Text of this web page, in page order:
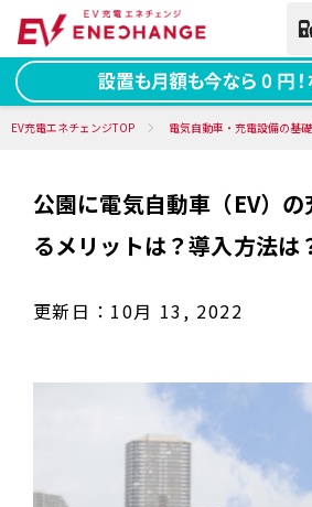
法人向けお問い合わせ
資料ダウンロード
電話をかける 050-
EV充電エネチェンジTOP 電気自動車・充電設備の基
公園に電気自動車（EV）
るメリットは？導入方法は
更新日： 10月 13, 2022